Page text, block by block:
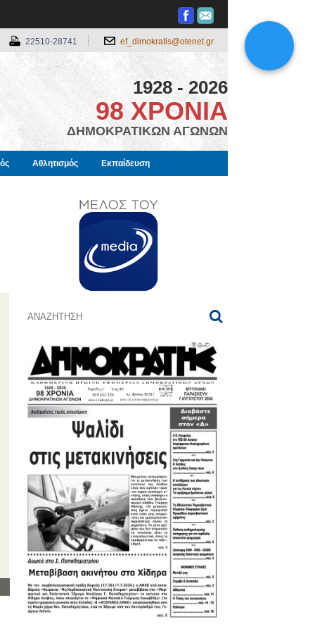
22510-28741 ef_dimokratis@otenet.gr
1928 - 2026
98 ΧΡΟΝΙΑ
ΔΗΜΟΚΡΑΤΙΚΩΝ ΑΓΩΝΩΝ
Αθλητισμός Εκπαίδευση